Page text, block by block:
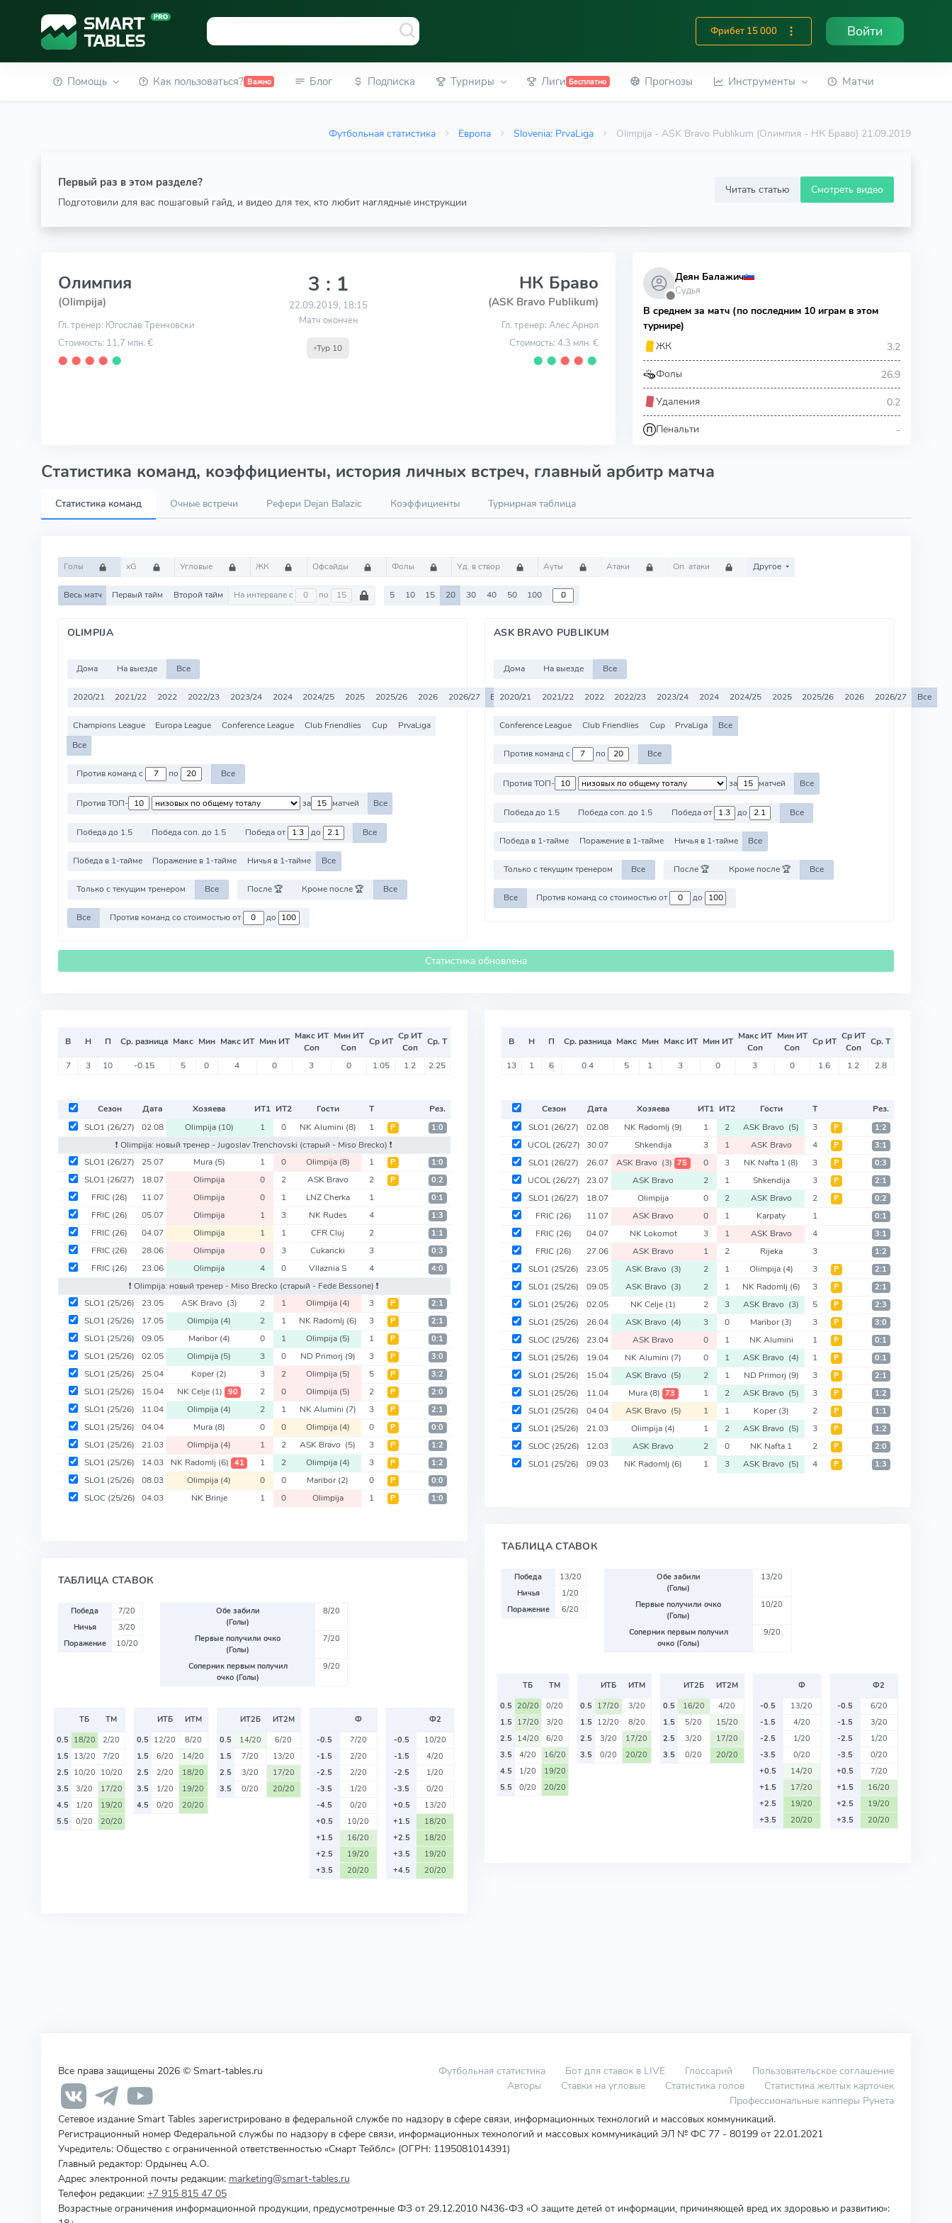
Фрибет 15 000 Войти
Помощь Как пользоваться? Важно Блог Подписка Турниры Лиги Бесплатно Прогнозы Инструменты Матчи
Футбольная статистика Европа Slovenia: PrvaLiga Olimpija - ASK Bravo Publikum (Олимпия - НК Браво) 21.09.2019
Первый раз в этом разделе?
Подготовили для вас пошаговый гайд, и видео для тех, кто любит наглядные инструкции
Читать статью Смотреть видео
Олимпия
(Olimpija)
Гл. тренер: Югослав Тренчовски
Стоимость: 11.7 млн. €
⬤ ⬤ ⬤ ⬤ ⬤
3 : 1
22.09.2019, 18:15
Матч окончен
Тур 10
НК Браво
(ASK Bravo Publikum)
Гл. тренер: Алес Арнол
Стоимость: 4.3 млн. €
⬤ ⬤ ⬤ ⬤ ⬤
⬤
Деян Балажич
Судья
В среднем за матч (по последним 10 играм в этом
турнире)
ЖК
3.2
Фолы 26.9
Удаления 0.2
Пенальти -
Статистика команд, коэффициенты, история личных встреч, главный арбитр матча
Статистика команд Очные встречи Рефери Dejan Balazic Коэффициенты Турнирная таблица
Голы xG Угловые ЖК Офсайды Фолы Уд. в створ Ауты Атаки Оп. атаки Другое
Весь матч Первый тайм Второй тайм На интервале с по 5 10 15 20 30 40 50 100
OLIMPIJA
Дома На выезде Все
2020/21 2021/22 2022 2022/23 2023/24 2024 2024/25 2025 2025/26 2026 2026/27 Все
Champions League Europa League Conference League Club Friendlies Cup
PrvaLiga
Все
Против команд с по Все
Против ТОП- за матчей Все
Победа до 1.5 Победа соп. до 1.5 Победа от до Все
Победа в 1-тайме Поражение в 1-тайме Ничья в 1-тайме Все
Только с текущим тренером Все После 🏆 Кроме после 🏆 Все
Все Против команд со стоимостью от до
ASK BRAVO PUBLIKUM
Дома На выезде Все
2020/21 2021/22 2022 2022/23 2023/24 2024 2024/25 2025 2025/26 2026 2026/27 Все
Conference League Club Friendlies Cup PrvaLiga Все
Против команд с по Все
Против ТОП- за матчей Все
Победа до 1.5 Победа соп. до 1.5 Победа от до Все
Победа в 1-тайме Поражение в 1-тайме Ничья в 1-тайме Все
Только с текущим тренером Все После 🏆 Кроме после 🏆 Все
Все Против команд со стоимостью от до
Статистика обновлена
В Н П Ср. разница Макс Мин Макс ИТ Мин ИТ Макс ИТ
Соп
Мин ИТ
Соп
Ср ИТ Ср ИТ
Соп
Ср. Т
7 3 10 -0.15 5 0 4 0 3 0 1.05 1.2 2.25
Сезон Дата Хозяева ИТ1 ИТ2 Гости Т
Рез.
SLO1 (26/27) 02.08 Olimpija (10) 1 0 NK Alumini (8) 1 Р 1:0
❗️ Olimpija: новый тренер - Jugoslav Trenchovski (старый - Miso Brecko) ❗️
SLO1 (26/27) 25.07 Mura (5) 1 0 Olimpija (8) 1 Р 1:0
SLO1 (26/27) 18.07 Olimpija 0 2 ASK Bravo 2 Р 0:2
FRIC (26) 11.07 Olimpija 0 1 LNZ Cherka 1 0:1
FRIC (26) 05.07 Olimpija 1 3 NK Rudes 4 1:3
FRIC (26) 04.07 Olimpija 1 1 CFR Cluj 2 1:1
FRIC (26) 28.06 Olimpija 0 3 Cukaricki 3 0:3
FRIC (26) 23.06 Olimpija 4 0 Vllaznia S 4 4:0
❗️ Olimpija: новый тренер - Miso Brecko (старый - Fede Bessone) ❗️
SLO1 (25/26) 23.05 ASK Bravo (3) 2 1 Olimpija (4) 3 Р 2:1
SLO1 (25/26) 17.05 Olimpija (4) 2 1 NK Radomlj (6) 3 Р 2:1
SLO1 (25/26) 09.05 Maribor(4) 0 1 Olimpija (5) 1 Р 0:1
SLO1 (25/26) 02.05 Olimpija (5) 3 0 ND Primorj (9) 3 Р 3:0
SLO1 (25/26) 25.04 Koper(2) 3 2 Olimpija (5) 5 Р 3:2
SLO1 (25/26) 15.04 NK Celje (1) 90 2 0 Olimpija (5) 2 Р 2:0
SLO1 (25/26) 11.04 Olimpija (4) 2 1 NK Alumini (7) 3 Р 2:1
SLO1 (25/26) 04.04 Mura (8) 0 0 Olimpija (4) 0 Р 0:0
SLO1 (25/26) 21.03 Olimpija (4) 1 2 ASK Bravo (5) 3 Р 1:2
SLO1 (25/26) 14.03 NK Radomlj (6) 41 1 2 Olimpija (4) 3 Р 1:2
SLO1 (25/26) 08.03 Olimpija (4) 0 0 Maribor(2) 0 Р 0:0
SLOC (25/26) 04.03 NK Brinje 1 0 Olimpija 1 Р 1:0
ТАБЛИЦА СТАВОК
Победа
7/20
Ничья
3/20
Поражение
10/20
Обе забили
(Голы)
8/20
Первые получили очко
(Голы)
7/20
Соперник первым получил
очко (Голы)
9/20
ТБ
ТМ
0.5 18/20
2/20
1.5 13/20
7/20
2.5 10/20 10/20
3.5
3/20
17/20
4.5
1/20
19/20
5.5
0/20 20/20
ИТБ
ИТМ
0.5 12/20
8/20
1.5
6/20
14/20
2.5
2/20
18/20
3.5
1/20
19/20
4.5
0/20 20/20
ИТ2Б
ИТ2М
0.5
14/20
6/20
1.5
7/20
13/20
2.5
3/20
17/20
3.5
0/20 20/20
Ф
-0.5
7/20
-1.5
2/20
-2.5
2/20
-3.5
1/20
-4.5
0/20
+0.5
10/20
+1.5
16/20
+2.5
19/20
+3.5
20/20
Ф2
-0.5
10/20
-1.5
4/20
-2.5
1/20
-3.5
0/20
+0.5
13/20
+1.5
18/20
+2.5
18/20
+3.5
19/20
+4.5
20/20
В Н П Ср. разница Макс Мин Макс ИТ Мин ИТ Макс ИТ
Соп
Мин ИТ
Соп
Ср ИТ Ср ИТ
Соп
Ср. Т
13 1 6 0.4 5 1 3 0 3 0 1.6 1.2 2.8
Сезон Дата Хозяева ИТ1 ИТ2 Гости Т
Рез.
SLO1 (26/27) 02.08 NK Radomlj (9) 1 2 ASK Bravo (5) 3 Р 1:2
UCOL(26/27) 30.07 Shkendija 3 1 ASK Bravo 4 Р 3:1
SLO1 (26/27) 26.07 ASK Bravo (3) 75 0 3 NK Nafta 1 (8) 3 Р 0:3
UCOL(26/27) 23.07 ASK Bravo 2 1 Shkendija 3 Р 2:1
SLO1 (26/27) 18.07 Olimpija 0 2 ASK Bravo 2 Р 0:2
FRIC (26) 11.07 ASK Bravo 0 1 Karpaty 1 0:1
FRIC (26) 04.07 NK Lokomot 3 1 ASK Bravo 4 3:1
FRIC (26) 27.06 ASK Bravo 1 2 Rijeka 3 1:2
SLO1 (25/26) 23.05 ASK Bravo (3) 2 1 Olimpija (4) 3 Р 2:1
SLO1 (25/26) 09.05 ASK Bravo (3) 2 1 NK Radomlj (6) 3 Р 2:1
SLO1 (25/26) 02.05 NK Celje (1) 2 3 ASK Bravo (3) 5 Р 2:3
SLO1 (25/26) 26.04 ASK Bravo (4) 3 0 Maribor(3) 3 Р 3:0
SLOC (25/26) 23.04 ASK Bravo 0 1 NK Alumini 1 Р 0:1
SLO1 (25/26) 19.04 NK Alumini (7) 0 1 ASK Bravo (4) 1 Р 0:1
SLO1 (25/26) 15.04 ASK Bravo (5) 2 1 ND Primorj (9) 3 Р 2:1
SLO1 (25/26) 11.04 Mura (8) 73 1 2 ASK Bravo (5) 3 Р 1:2
SLO1 (25/26) 04.04 ASK Bravo (5) 1 1 Koper(3) 2 Р 1:1
SLO1 (25/26) 21.03 Olimpija (4) 1 2 ASK Bravo (5) 3 Р 1:2
SLOC (25/26) 12.03 ASK Bravo 2 0 NK Nafta 1 2 Р 2:0
SLO1 (25/26) 09.03 NK Radomlj (6) 1 3 ASK Bravo (5) 4 Р 1:3
ТАБЛИЦА СТАВОК
Победа
13/20
Ничья
1/20
Поражение
6/20
Обе забили
(Голы)
13/20
Первые получили очко
(Голы)
10/20
Соперник первым получил
очко (Голы)
9/20
ТБ
ТМ
0.5 20/20
0/20
1.5 17/20
3/20
2.5 14/20
6/20
3.5
4/20
16/20
4.5
1/20
19/20
5.5
0/20 20/20
ИТБ
ИТМ
0.5 17/20
3/20
1.5 12/20
8/20
2.5
3/20
17/20
3.5
0/20 20/20
ИТ2Б
ИТ2М
0.5
16/20
4/20
1.5
5/20
15/20
2.5
3/20
17/20
3.5
0/20 20/20
Ф
-0.5
13/20
-1.5
4/20
-2.5
1/20
-3.5
0/20
+0.5
14/20
+1.5
17/20
+2.5
19/20
+3.5
20/20
Ф2
-0.5
6/20
-1.5
3/20
-2.5
1/20
-3.5
0/20
+0.5
7/20
+1.5
16/20
+2.5
19/20
+3.5
20/20
Все права защищены 2026 © Smart-tables.ru Футбольная статистика Бот для ставок в LIVE Глоссарий
Пользовательское соглашение
Авторы
Ставки на угловые Статистика голов
Статистика желтых карточек
Профессиональные капперы Рунета
Сетевое издание Smart Tables зарегистрировано в федеральной службе по надзору в сфере связи, информационных технологий и массовых коммуникаций.
Регистрационный номер Федеральной службы по надзору в сфере связи, информационных технологий и массовых коммуникаций ЭЛ № ФС 77 - 80199 от 22.01.2021
Учредитель: Общество с ограниченной ответственностью «Смарт Тейблс» (ОГРН: 1195081014391)
Главный редактор: Ордынец А.О.
Адрес электронной почты редакции: marketing@smart-tables.ru
Телефон редакции: +7 915 815 47 05
Возрастные ограничения информационной продукции, предусмотренные ФЗ от 29.12.2010 N436-ФЗ «О защите детей от информации, причиняющей вред их здоровью и развитию»: